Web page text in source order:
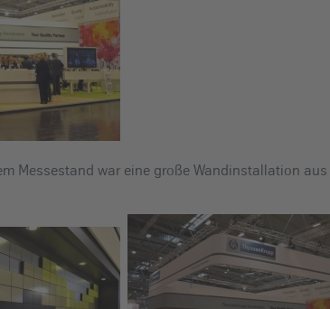
Messestand war eine große Wandinstallation